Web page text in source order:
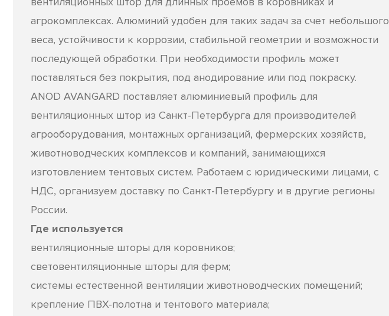
агрокомплексах. Алюминий удобен для таких задач за счет небольшого
веса, устойчивости к коррозии, стабильной геометрии и возможности
последующей обработки. При необходимости профиль может
поставляться без покрытия, под анодирование или под покраску.
ANOD AVANGARD поставляет алюминиевый профиль для
вентиляционных штор из Санкт-Петербурга для производителей
агрооборудования, монтажных организаций, фермерских хозяйств,
животноводческих комплексов и компаний, занимающихся
изготовлением тентовых систем. Работаем с юридическими лицами, с
НДС, организуем доставку по Санкт-Петербургу и в другие регионы
России.
Где используется
вентиляционные шторы для коровников;
световентиляционные шторы для ферм;
системы естественной вентиляции животноводческих помещений;
крепление ПВХ-полотна и тентового материала;